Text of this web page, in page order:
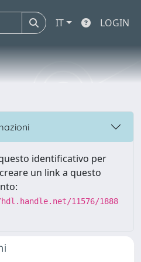
IT LOGIN
identificativo per
un link a questo
11576/1888